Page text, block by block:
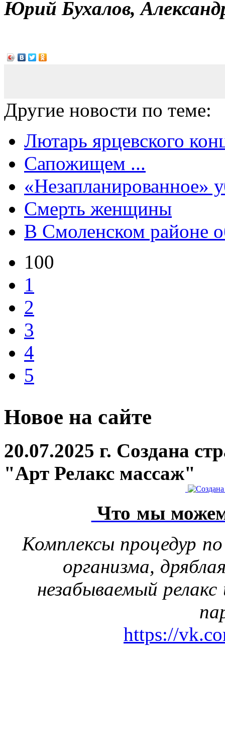
Юрий Бухалов,
Другие новости по теме:
Лютарь ярцевского
Сапожищем ...
«Незапланированное»
Смерть женщины
В Смоленском районе
100
1
2
3
4
5
Новое на сайте
20.07.2025 г. Создана
"Арт Релакс массаж"
Что мы
Комплексы процедур
организма,
незабываемый
https://